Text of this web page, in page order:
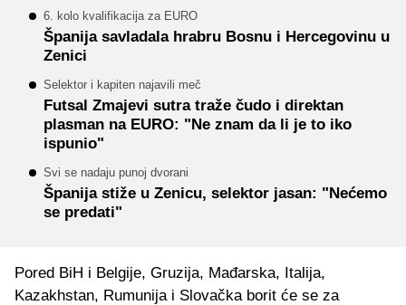
6. kolo kvalifikacija za EURO
Španija savladala hrabru Bosnu i Hercegovinu u
Zenici
Selektor i kapiten najavili meč
Futsal Zmajevi sutra traže čudo i direktan
plasman na EURO: "Ne znam da li je to iko
ispunio"
Svi se nadaju punoj dvorani
Španija stiže u Zenicu, selektor jasan: "Nećemo
se predati"
Pored BiH i Belgije, Gruzija, Mađarska, Italija,
Kazakhstan, Rumunija i Slovačka borit će se za